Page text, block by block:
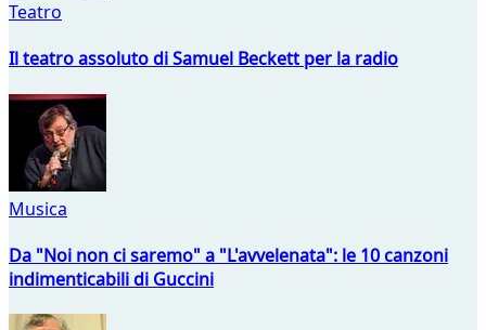
Teatro
Il teatro assoluto di Samuel Beckett per la radio
Musica
Da "Noi non ci saremo" a "L'avvelenata": le 10 canzoni
indimenticabili di Guccini